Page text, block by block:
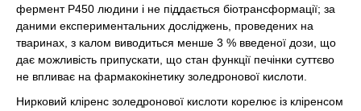
фермент Р450 людини і не піддається біотрансформації; за
даними експериментальних досліджень, проведених на
тваринах, з калом виводиться менше 3 % введеної дози, що
дає можливість припускати, що стан функції печінки суттєво
не впливає на фармакокінетику золедронової кислоти.
Нирковий кліренс золедронової кислоти корелює із кліренсом